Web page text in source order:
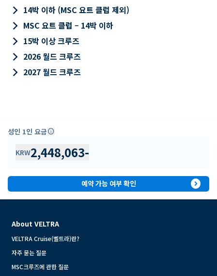
keyboard_arrow_right 14박 이하 (MSC 요트 클럽 제외)
keyboard_arrow_right MSC 요트 클럽 – 14박 이하
keyboard_arrow_right 15박 이상 크루즈
keyboard_arrow_right 2026 월드 크루즈
keyboard_arrow_right 2027 월드 크루즈
성인 1인 요금info
KRW2,448,063-
예약 가능 여부 확인 expand_circle_right
About VELTRA
VELTRA Cruise(벨트라)란?
자주 묻는 질문
MSC크루즈에 관한 질문